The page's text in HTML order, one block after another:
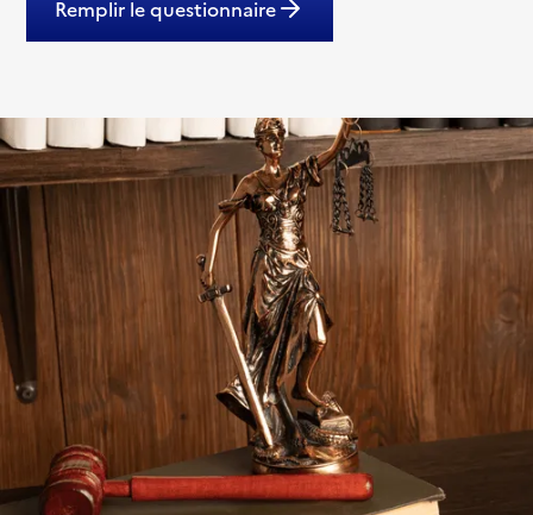
Remplir le questionnaire